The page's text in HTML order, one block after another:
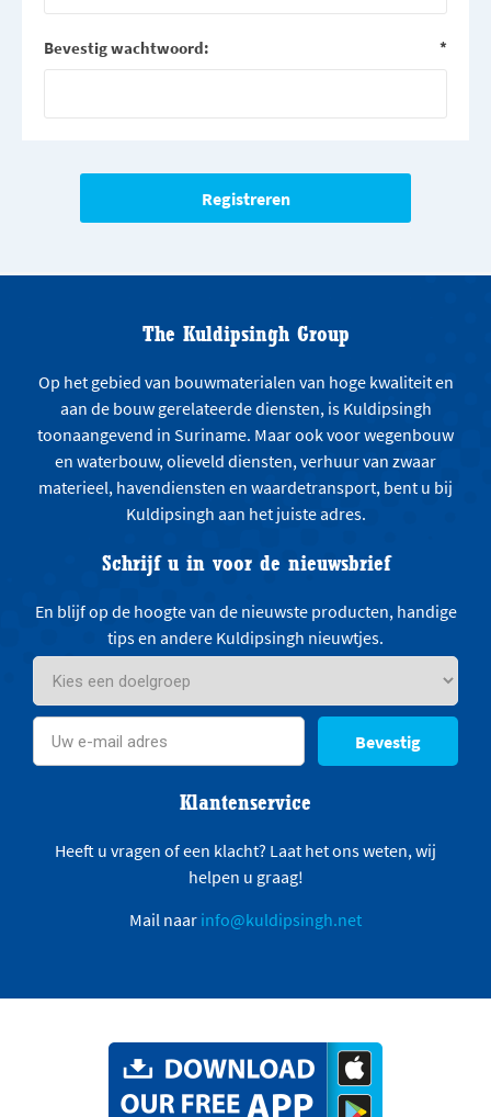
Bevestig wachtwoord: *
The Kuldipsingh Group
Op het gebied van bouwmaterialen van hoge kwaliteit en
aan de bouw gerelateerde diensten, is Kuldipsingh
toonaangevend in Suriname. Maar ook voor wegenbouw
en waterbouw, olieveld diensten, verhuur van zwaar
materieel, havendiensten en waardetransport, bent u bij
Kuldipsingh aan het juiste adres.
Schrijf u in voor de nieuwsbrief
En blijf op de hoogte van de nieuwste producten, handige
tips en andere Kuldipsingh nieuwtjes.
Bevestig
Klantenservice
Heeft u vragen of een klacht? Laat het ons weten, wij
helpen u graag!
Mail naar info@kuldipsingh.net